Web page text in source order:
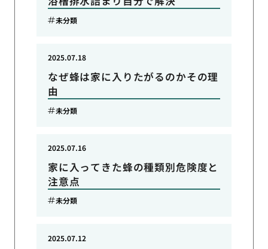
未分類
なぜ蜂は家に入りたがるのかその理
由
2025.07.18
未分類
家に入ってきた蜂の種類別危険度と
注意点
2025.07.16
未分類
2025.07.12